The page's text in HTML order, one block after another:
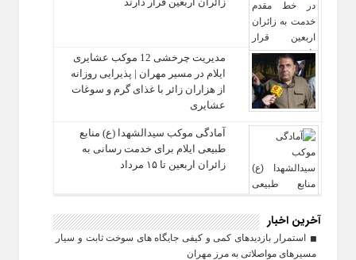
مدیریت چرخشی 12 موکب‌ عشایری
ایلام در مسیر مهران | پذیرایی روزانه
از هزاران زائر با غذای گرم و سوغات
عشایری
آمادگی موکب سیدالشهدا (ع) منابع
طبیعی ایلام برای خدمت‌ رسانی به
زائران اربعین تا ۱۵ مرداد
آخرین اخبار
استمرار بازدیدهای کمی و کیفی جایگاه‌ های سوخت ثابت و سیار
مسیرهای مواصلاتی به مرز مهران